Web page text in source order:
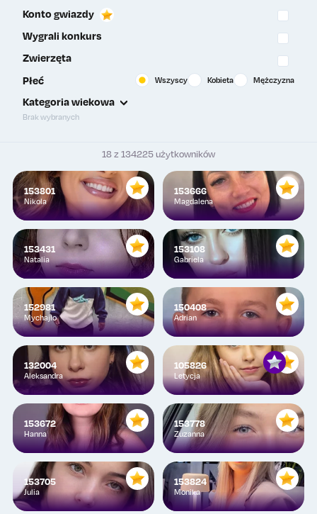
Konto gwiazdy
Wygrali konkurs
Zwierzęta
Płeć
Wszyscy Kobieta Mężczyzna
Kategoria wiekowa
Brak wybranych
18 z 134225 użytkowników
153801
Nikola
153666
Magdalena
153431
Natalia
153108
Gabriela
152981
Mychajlo
150408
Adrian
132004
Aleksandra
105826
Letycja
153672
Hanna
153778
Zuzanna
153705
Julia
153824
Monika